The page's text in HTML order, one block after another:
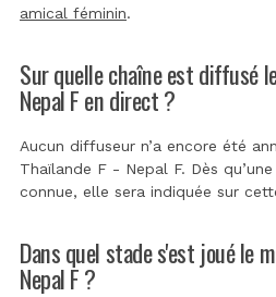
amical féminin.
Sur quelle chaîne est diffusé
Nepal F en direct ?
Aucun diffuseur n’a encore été
Thaïlande F - Nepal F. Dès
connue, elle sera indiquée sur
Dans quel stade s'est joué le
Nepal F ?